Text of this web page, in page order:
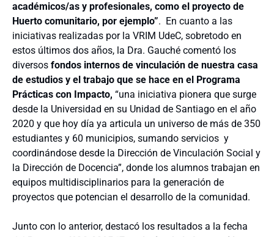
académicos/as y profesionales, como el proyecto de
Huerto comunitario, por ejemplo”. En cuanto a las
iniciativas realizadas por la VRIM UdeC, sobretodo en
estos últimos dos años, la Dra. Gauché comentó los
diversos fondos internos de vinculación de nuestra casa
de estudios y el trabajo que se hace en el Programa
Prácticas con Impacto, “una iniciativa pionera que surge
desde la Universidad en su Unidad de Santiago en el año
2020 y que hoy día ya articula un universo de más de 350
estudiantes y 60 municipios, sumando servicios y
coordinándose desde la Dirección de Vinculación Social y
la Dirección de Docencia”, donde los alumnos trabajan en
equipos multidisciplinarios para la generación de
proyectos que potencian el desarrollo de la comunidad.
Junto con lo anterior, destacó los resultados a la fecha